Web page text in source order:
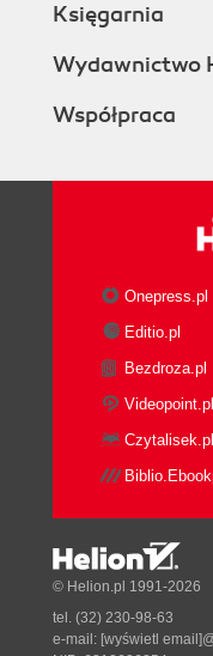
Księgarnia
Wydawnictwo
Współpraca
Onepress.pl
Editio.pl
Bezdroza.pl
Videopoint.pl
Czytalisek.pl
© Helion.pl 1991-2026
tel. (32) 230-98-63
e-mail: [wyświetl